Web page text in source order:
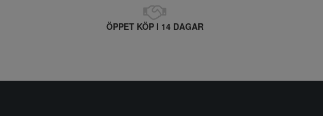
ÖPPET KÖP I 14 DAGAR